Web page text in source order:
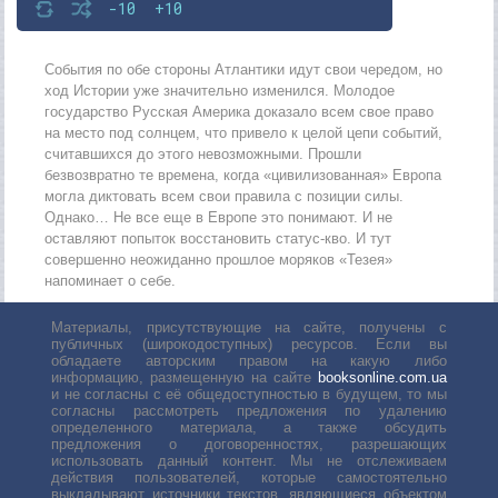
-10 +10
События по обе стороны Атлантики идут свои чередом, но
ход Истории уже значительно изменился. Молодое
государство Русская Америка доказало всем свое право
на место под солнцем, что привело к целой цепи событий,
считавшихся до этого невозможными. Прошли
безвозвратно те времена, когда «цивилизованная» Европа
могла диктовать всем свои правила с позиции силы.
Однако… Не все еще в Европе это понимают. И не
оставляют попыток восстановить статус-кво. И тут
совершенно неожиданно прошлое моряков «Тезея»
напоминает о себе.
Материалы, присутствующие на сайте, получены с
публичных (широкодоступных) ресурсов. Если вы
обладаете авторским правом на какую либо
информацию, размещенную на сайте booksonline.com.ua
и не согласны с её общедоступностью в будущем, то мы
согласны рассмотреть предложения по удалению
определенного материала, а также обсудить
предложения о договоренностях, разрешающих
использовать данный контент. Мы не отслеживаем
действия пользователей, которые самостоятельно
выкладывают источники текстов, являющиеся объектом